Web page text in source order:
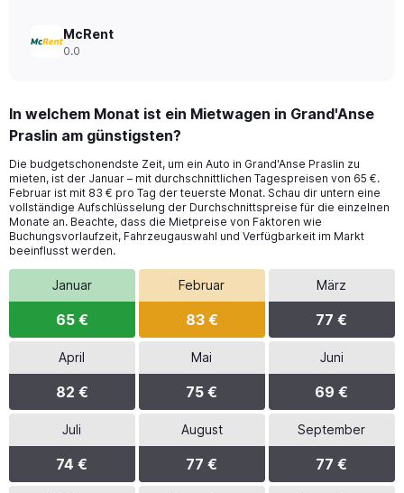
McRent
0.0
In welchem Monat ist ein Mietwagen in Grand'Anse
Praslin am günstigsten?
Die budgetschonendste Zeit, um ein Auto in Grand'Anse Praslin zu
mieten, ist der Januar – mit durchschnittlichen Tagespreisen von 65 €.
Februar ist mit 83 € pro Tag der teuerste Monat. Schau dir untern eine
vollständige Aufschlüsselung der Durchschnittspreise für die einzelnen
Monate an. Beachte, dass die Mietpreise von Faktoren wie
Buchungsvorlaufzeit, Fahrzeugauswahl und Verfügbarkeit im Markt
beeinflusst werden.
Januar
65 €
Februar
83 €
März
77 €
April
82 €
Mai
75 €
Juni
69 €
Juli
74 €
August
77 €
September
77 €